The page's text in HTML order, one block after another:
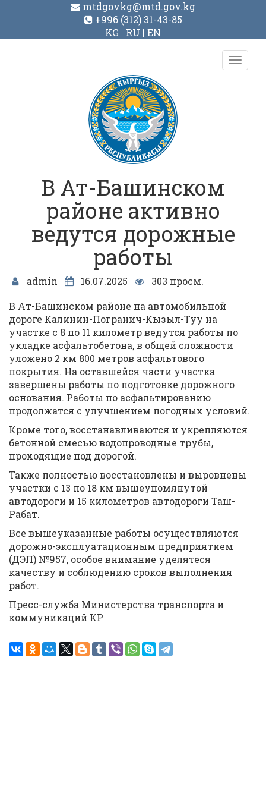
mtdgovkg@mtd.gov.kg
+996 (312) 31-43-85
KG
RU EN
Toggle
В Ат-Башинском
районе активно
ведутся дорожные
работы
admin 16.07.2025
303 просм.
В Ат-Башинском районе на автомобильной
дороге Калинин-Погранич-Кызыл-Туу на
участке с 8 по 11 километр ведутся работы по
укладке асфальтобетона, в общей сложности
уложено 2 км 800 метров асфальтового
покрытия. На оставшейся части участка
завершены работы по подготовке дорожного
основания. Работы по асфальтированию
продолжатся с улучшением погодных условий.
Кроме того, восстанавливаются и укрепляются
бетонной смесью водопроводные трубы,
проходящие под дорогой.
Также полностью восстановлены и выровнены
участки с 13 по 18 км вышеупомянутой
автодороги и 15 километров автодороги Таш-
Рабат.
Все вышеуказанные работы осуществляются
дорожно-эксплуатационным предприятием
(ДЭП) №957, особое внимание уделятеся
качеству и соблюдению сроков выполнения
работ.
Пресс-служба Министерства транспорта и
коммуникаций КР